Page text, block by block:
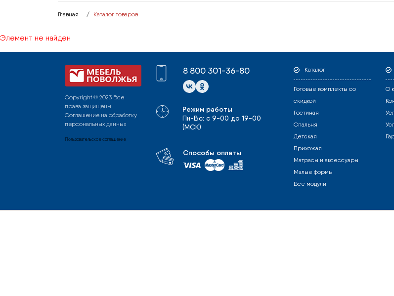
Главная Каталог товаров
Элемент не найден
Copyright © 2023 Все
права защищены
Соглашение на обработку
персональных данных
Пользовательское соглашение
8 800 301-36-80
Режим работы
Пн-Вс: с 9-00 до 19-00
(МСК)
Способы оплаты
Каталог
Готовые комплекты со
скидкой
Гостиная
Спальня
Детская
Прихожая
Матрасы и аксессуары
Малые формы
Все модули
О